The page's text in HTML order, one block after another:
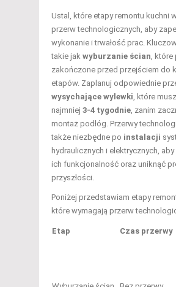
Ustal, które etapy remontu kuchni
przerw technologicznych, aby
wykonanie i trwałość prac.
takie jak wyburzanie ścian ,
zakończone przed przejściem do
etapów. Zaplanuj odpowiednie
wysychające wylewki , które
najmniej 3-4 tygodnie , zanim
montaż podłóg. Przerwy
także niezbędne po instalacji
hydraulicznych i elektrycznych,
ich funkcjonalność oraz uniknąć
przyszłości.
Poniżej przedstawiam etapy
które wymagają przerw
Etap Czas przerwy